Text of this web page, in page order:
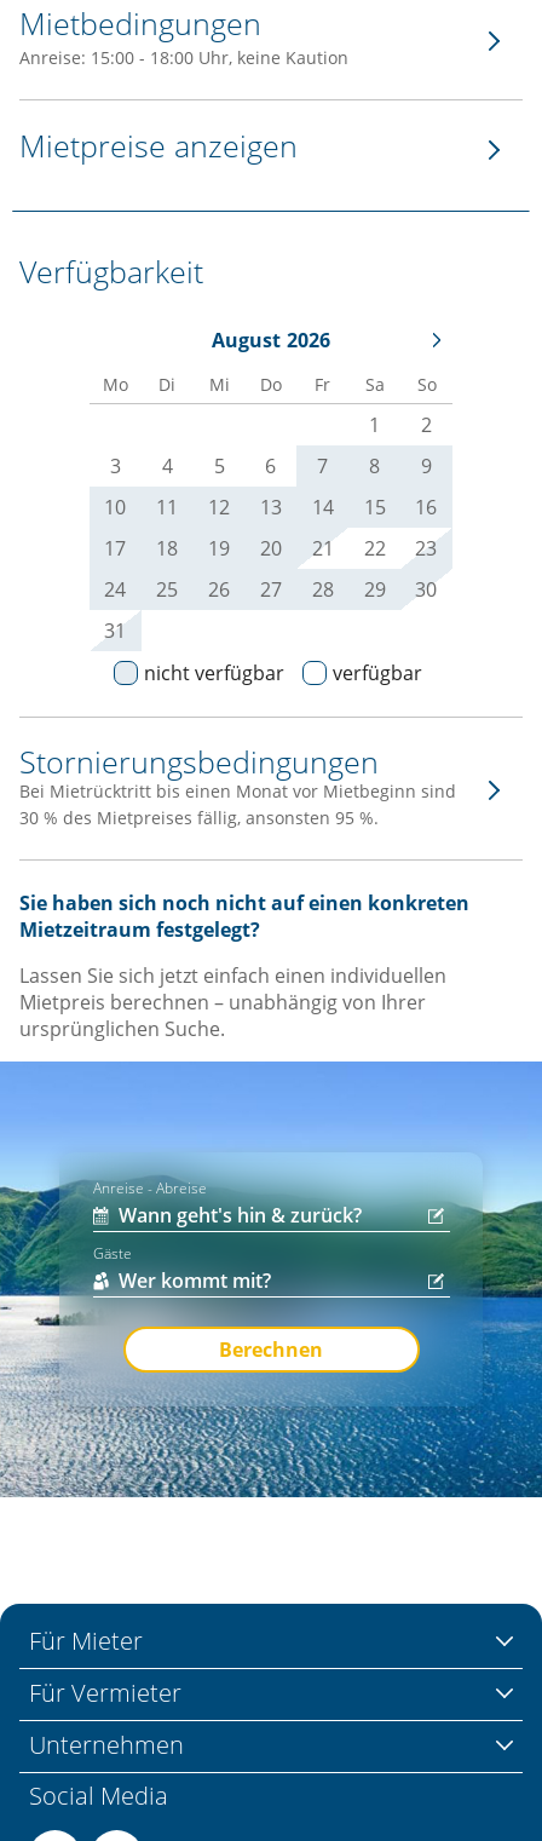
Mietbedingungen
Anreise: 15:00 - 18:00 Uhr, keine Kaution
Mietpreise anzeigen
Verfügbarkeit
August 2026
Mo Di Mi Do Fr Sa So
1
2
3
4 5 6 7 8
9
10
11 12 13 14 15
16
17
18 19 20 21 22
23
24
25 26 27 28 29
30
31
nicht verfügbar
verfügbar
Stornierungsbedingungen
Bei Mietrücktritt bis einen Monat vor Mietbeginn sind
30 % des Mietpreises fällig, ansonsten 95 %.
Sie haben sich noch nicht auf einen konkreten
Mietzeitraum festgelegt?
Lassen Sie sich jetzt einfach einen individuellen
Mietpreis berechnen – unabhängig von Ihrer
ursprünglichen Suche.
Anreise - Abreise
Gäste
Berechnen
Für Mieter
Für Vermieter
Unternehmen
Social Media